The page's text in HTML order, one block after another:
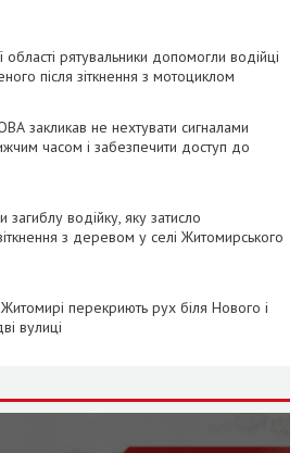
рятувальники допомогли водійці
після зіткнення з мотоциклом
закликав не нехтувати сигналами
часом і забезпечити доступ до
водійку, яку затисло
з деревом у селі Житомирського
перекриють рух біля Нового і
вулиці